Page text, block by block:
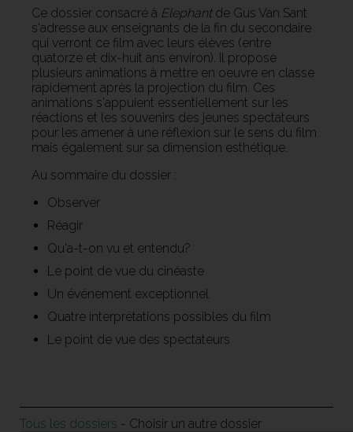
Ce dossier consacré à Elephant de Gus Van Sant
s'adresse aux enseignants de la fin du secondaire
qui verront ce film avec leurs élèves (entre
quatorze et dix-huit ans environ). Il propose
plusieurs animations à mettre en oeuvre en classe
rapidement après la projection du film. Ces
animations s'appuient essentiellement sur les
réactions et les souvenirs des jeunes spectateurs
pour les amener à une réflexion sur le sens du film
mais également sur sa dimension esthétique.
Au sommaire du dossier :
Observer
Réagir
Qu'a-t-on vu et entendu?
Le point de vue du cinéaste
Un événement exceptionnel
Quatre interprétations possibles du film
Le point de vue des spectateurs
Tous les dossiers - Choisir un autre dossier